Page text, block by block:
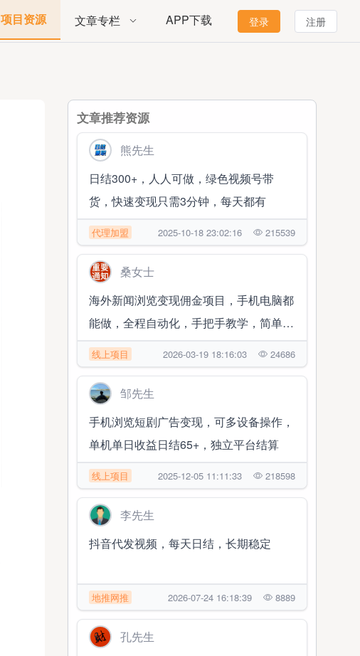
项目资源 文章专栏 APP下载 登录 注册
文章推荐资源
熊先生
日结300+，人人可做，绿色视频号带
货，快速变现只需3分钟，每天都有
代理加盟 2025-10-18 23:02:16 215539
桑女士
海外新闻浏览变现佣金项目，手机电脑都
能做，全程自动化，手把手教学，简单易
学
线上项目 2026-03-19 18:16:03 24686
邹先生
手机浏览短剧广告变现，可多设备操作，
单机单日收益日结65+，独立平台结算
线上项目 2025-12-05 11:11:33 218598
李先生
抖音代发视频，每天日结，长期稳定
地推网推 2026-07-24 16:18:39 8889
孔先生